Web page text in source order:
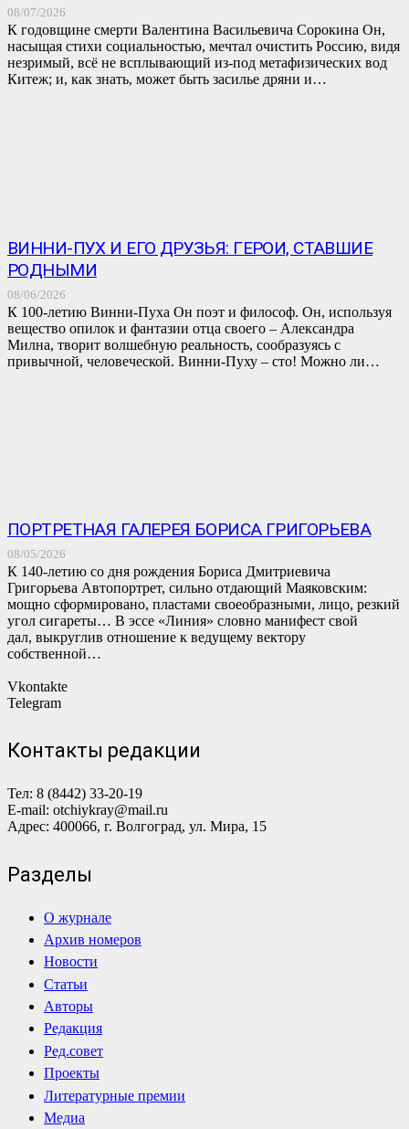
08/07/2026
К годовщине смерти Валентина Васильевича Сорокина Он,
насыщая стихи социальностью, мечтал очистить Россию, видя
незримый, всё не всплывающий из-под метафизических вод
Китеж; и, как знать, может быть засилье дряни и…
ВИННИ-ПУХ И ЕГО ДРУЗЬЯ: ГЕРОИ, СТАВШИЕ
РОДНЫМИ
08/06/2026
К 100-летию Винни-Пуха Он поэт и философ. Он, используя
вещество опилок и фантазии отца своего – Александра
Милна, творит волшебную реальность, сообразуясь с
привычной, человеческой. Винни-Пуху – сто! Можно ли…
ПОРТРЕТНАЯ ГАЛЕРЕЯ БОРИСА ГРИГОРЬЕВА
08/05/2026
К 140-летию со дня рождения Бориса Дмитриевича
Григорьева Автопортрет, сильно отдающий Маяковским:
мощно сформировано, пластами своеобразными, лицо, резкий
угол сигареты… В эссе «Линия» словно манифест свой
дал, выкруглив отношение к ведущему вектору
собственной…
Vkontakte
Telegram
Контакты редакции
Тел: 8 (8442) 33-20-19
E-mail: otchiykray@mail.ru
Адрес: 400066, г. Волгоград, ул. Мира, 15
Разделы
О журнале
Архив номеров
Новости
Статьи
Авторы
Редакция
Ред.совет
Проекты
Литературные премии
Медиа